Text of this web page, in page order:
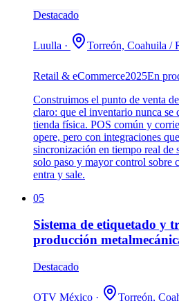
Destacado
Luulla · Torreón, Coahuila /
Retail & eCommerce2025En
Construimos el punto de venta
claro: que el inventario nunca se
tienda física. POS común y
opere, pero con integraciones
sincronización en tiempo real de
solo paso y mayor control sobre
entra y sale.
05
Sistema de etiquetado y
producción
Destacado
OTV México · Torreón,